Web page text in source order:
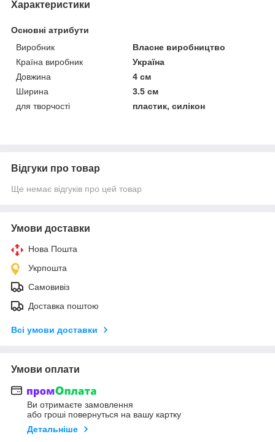
Характеристики
Основні атрибути
Виробник
Власне виробництво
Країна виробник
Україна
Довжина
4 см
Ширина
3.5 см
для творчості
пластик, силікон
Відгуки про товар
Ще немає відгуків про цей товар
Умови доставки
Нова Пошта
Укрпошта
Самовивіз
Доставка поштою
Всі умови доставки
Умови оплати
Ви отримаєте замовлення
або гроші повернуться на вашу картку
Детальніше